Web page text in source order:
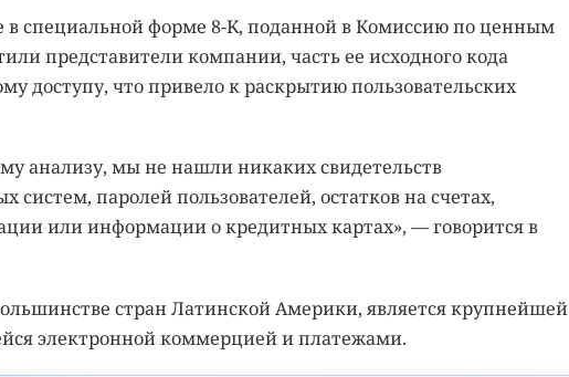
специальной форме 8-K, поданной в Комиссию по ценным
представители компании, часть ее исходного кода
доступу, что привело к раскрытию пользовательских
анализу, мы не нашли никаких свидетельств
паролей пользователей, остатков на счетах,
или информации о кредитных картах», — говорится в
стран Латинской Америки, является крупнейшей
электронной коммерцией и платежами.